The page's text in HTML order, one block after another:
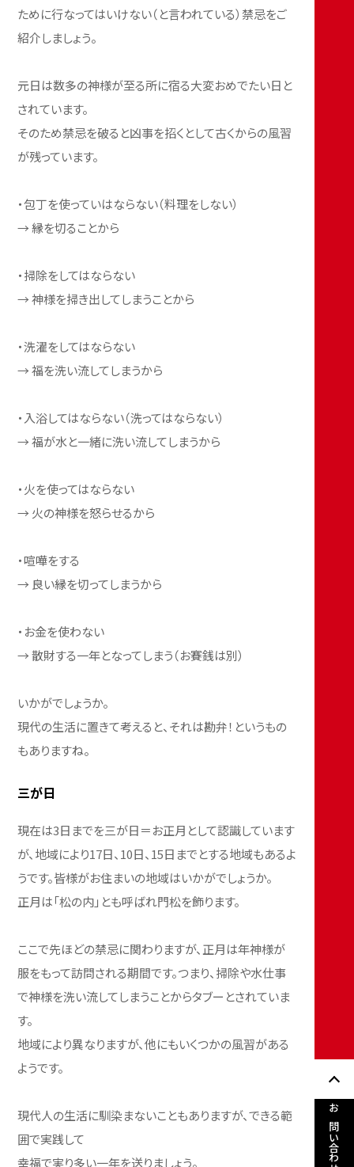
お問い合わせ
ために行なってはいけない（と言われている）禁忌をご
紹介しましょう。
元日は数多の神様が至る所に宿る大変おめでたい日と
されています。
そのため禁忌を破ると凶事を招くとして古くからの風習
が残っています。
・包丁を使っていはならない（料理をしない）
→ 縁を切ることから
・掃除をしてはならない
→ 神様を掃き出してしまうことから
・洗濯をしてはならない
→ 福を洗い流してしまうから
・入浴してはならない（洗ってはならない）
→ 福が水と一緒に洗い流してしまうから
・火を使ってはならない
→ 火の神様を怒らせるから
・喧嘩をする
→ 良い縁を切ってしまうから
・お金を使わない
→ 散財する一年となってしまう（お賽銭は別）
いかがでしょうか。
現代の生活に置きて考えると、それは勘弁！というもの
もありますね。
三が日
現在は3日までを三が日＝お正月として認識しています
が、地域により17日、10日、15日までとする地域もあるよ
うです。皆様がお住まいの地域はいかがでしょうか。
正月は「松の内」とも呼ばれ門松を飾ります。
ここで先ほどの禁忌に関わりますが、正月は年神様が
服をもって訪問される期間です。つまり、掃除や水仕事
で神様を洗い流してしまうことからタブーとされていま
す。
地域により異なりますが、他にもいくつかの風習がある
ようです。
現代人の生活に馴染まないこともありますが、できる範
囲で実践して
幸福で実り多い一年を送りましょう。